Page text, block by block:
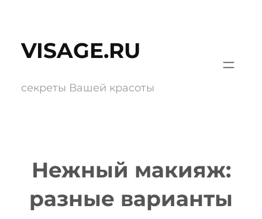
содержимому
VISAGE.RU
секреты Вашей красоты
Нежный макияж:
разные варианты